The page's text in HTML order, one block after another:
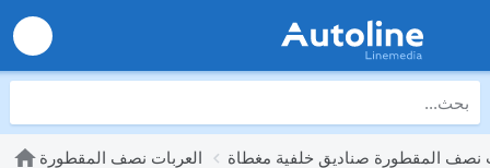
العربات نصف المقطورة نصف المقطورة صناديق خلفية مغطاة